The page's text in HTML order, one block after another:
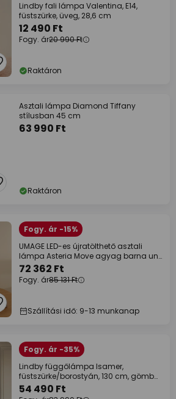
Lindby fali lámpa Valentina, E14,
füstszürke, üveg, 28,6 cm
12 490 Ft
Fogy. ár20 990 Ft
Raktáron
Asztali lámpa Diamond Tiffany
stílusban 45 cm
63 990 Ft
Raktáron
Fogy. ár -15%
UMAGE LED-es újratölthető asztali
lámpa Asteria Move agyag barna uni,
31cm
72 362 Ft
Fogy. ár85 131 Ft
Szállítási idő: 9-13 munkanap
Fogy. ár -35%
Lindby függőlámpa Isamer,
füstszürke/borostyán, 130 cm, gömb
alakú
54 490 Ft